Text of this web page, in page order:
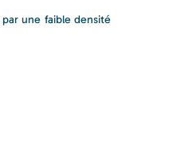
une faible densité